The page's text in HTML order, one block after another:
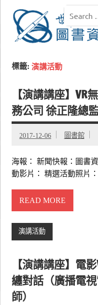
標籤: 演講活動
【演講講座】VR
務公司 徐正隆總監
2017-12-06 圖書館
海報： 新聞快報：圖書
動影片： 精選活動照片：
READ MORE
演講活動
【演講講座】電
纏對話（廣播電
師）